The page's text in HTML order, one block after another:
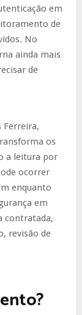
em
de
No
ainda mais
de
Ferreira,
os
a leitura por
ocorrer
enquanto
em
contratada,
revisão de